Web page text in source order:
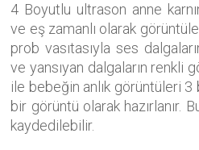
4 Boyutlu ultrason anne
ve eş zamanlı olarak
prob vasıtasıyla ses
ve yansıyan dalgaların renkli
ile bebeğin anlık görüntüleri
bir görüntü olarak hazırlanır.
kaydedilebilir.